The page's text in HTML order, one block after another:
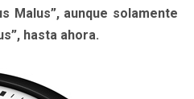
Malus”, aunque solamente
hasta ahora.